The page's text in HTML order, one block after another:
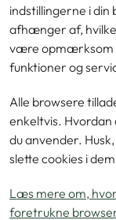
indstillingerne i
afhænger af,
være opmærksom
funktioner og
Alle browsere
enkeltvis.
du anvender.
slette cookies i
Læs mere om,
foretrukne